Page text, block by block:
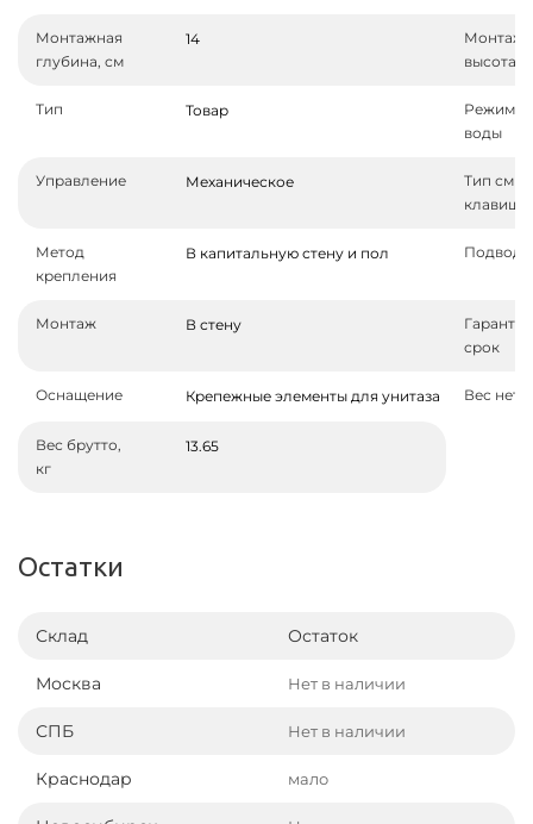
Монтажная
глубина, см
14
высота,
Тип Товар
Режим
воды
Управление Механическое
Тип
клавиши
Метод
крепления
В капитальную стену и пол Подвод
Монтаж В стену
срок
Оснащение Крепежные элементы для унитаза Вес
Вес брутто,
кг
13.65
Остатки
Склад Остаток
Москва Нет в наличии
СПБ Нет в наличии
Краснодар мало